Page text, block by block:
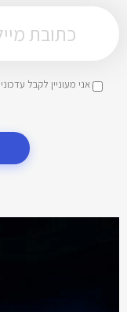
אני מעוניין לקבל